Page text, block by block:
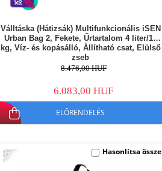
Válltáska (Hátizsák) Multifunkcionális iSEN
Urban Bag 2, Fekete, Űrtartalom 4 liter/10
kg, Víz- és kopásálló, Állítható csat, Elülső
zseb
8.476,00 HUF
6.083,00 HUF
ELŐRENDELÉS
-43% Hasonlítsa össze